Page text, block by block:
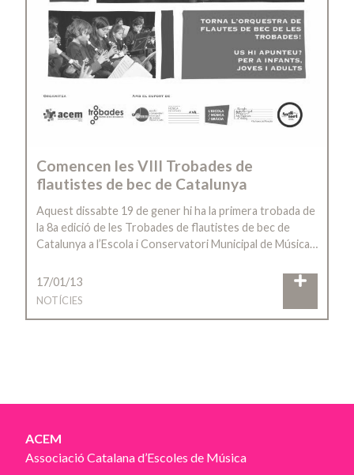
Comencen les VIII Trobades de
flautistes de bec de Catalunya
Aquest dissabte 19 de gener hi ha la primera trobada de
la 8a edició de les Trobades de flautistes de bec de
Catalunya a l’Escola i Conservatori Municipal de Música…
17/01/13
NOTÍCIES
ACEM
Associació Catalana d’Escoles de Música